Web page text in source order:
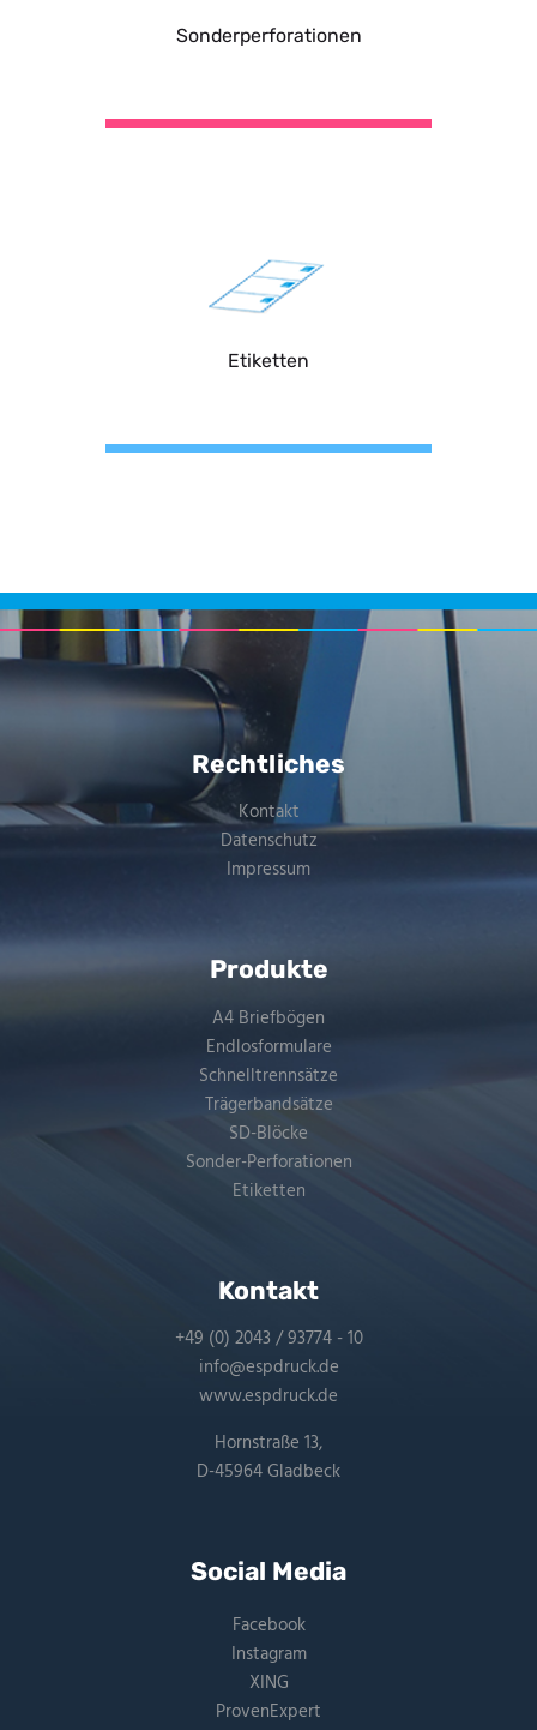
Sonderperforationen
Etiketten
Rechtliches
Kontakt
Datenschutz
Impressum
Produkte
A4 Briefbögen
Endlosformulare
Schnelltrennsätze
Trägerbandsätze
SD-Blöcke
Sonder-Perforationen
Etiketten
Kontakt
+49 (0) 2043 / 93774 - 10
info@espdruck.de
www.espdruck.de
Hornstraße 13,
D-45964 Gladbeck
Social Media
Facebook
Instagram
XING
ProvenExpert